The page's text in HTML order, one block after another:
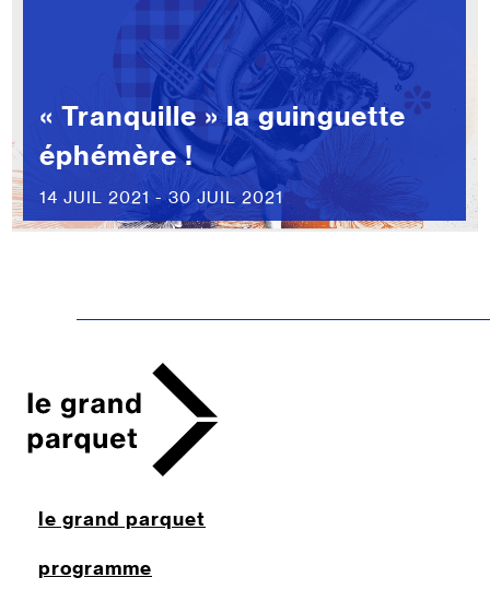
« Tranquille » la guinguette
éphémère !
14 JUIL 2021 - 30 JUIL 2021
le grand parquet
programme